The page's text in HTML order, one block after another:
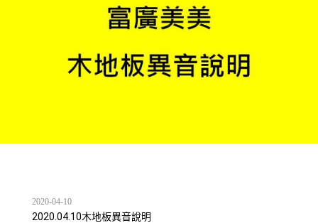
2020-04-10
2020.04.10木地板異音說明